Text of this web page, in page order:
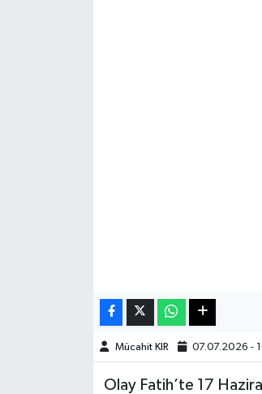
Mücahit KIR 07.07.2026 -
Olay Fatih’te 17
SürManşet